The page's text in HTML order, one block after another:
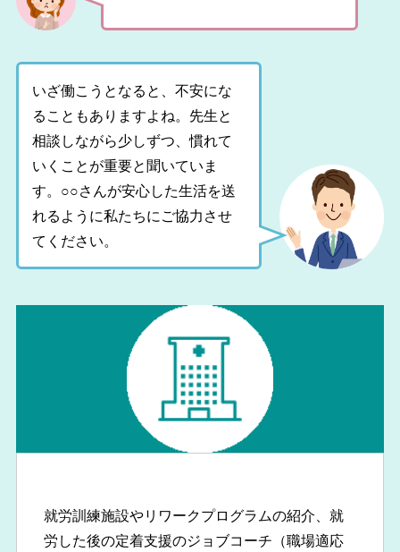
いざ働こうとなると、不安にな
ることもありますよね。先生と
相談しながら少しずつ、慣れて
いくことが重要と聞いていま
す。○○さんが安心した生活を送
れるように私たちにご協力させ
てください。
就労訓練施設やリワークプログラムの紹介、就
労した後の定着支援のジョブコーチ（職場適応